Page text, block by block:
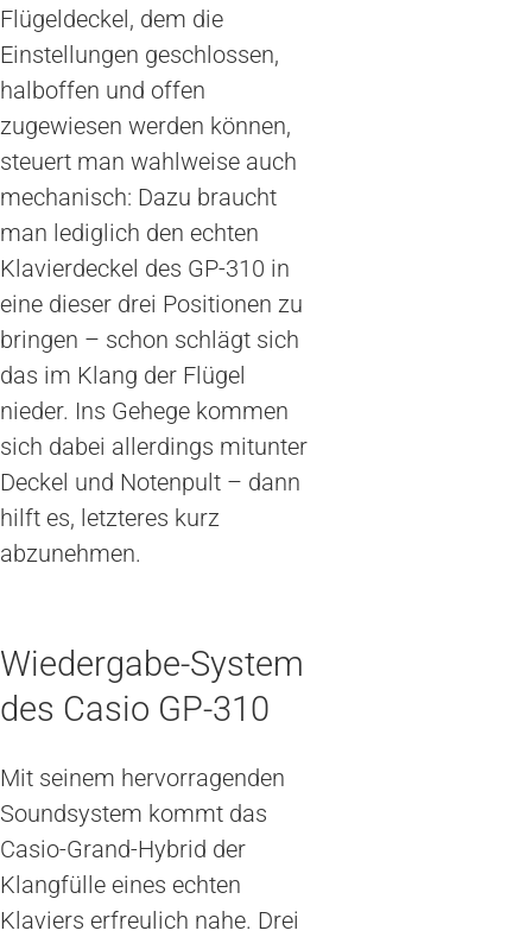
Flügeldeckel, dem die
Einstellungen geschlossen,
halboffen und offen
zugewiesen werden können,
steuert man wahlweise auch
mechanisch: Dazu braucht
man lediglich den echten
Klavierdeckel des GP-310 in
eine dieser drei Positionen zu
bringen – schon schlägt sich
das im Klang der Flügel
nieder. Ins Gehege kommen
sich dabei allerdings mitunter
Deckel und Notenpult – dann
hilft es, letzteres kurz
abzunehmen.
Wiedergabe-System
des Casio GP-310
Mit seinem hervorragenden
Soundsystem kommt das
Casio-Grand-Hybrid der
Klangfülle eines echten
Klaviers erfreulich nahe. Drei